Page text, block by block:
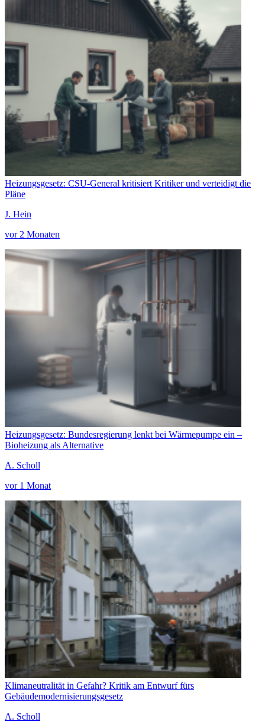
Heizungsgesetz: CSU-General kritisiert Kritiker und verteidigt die
Pläne
J. Hein
vor 2 Monaten
Heizungsgesetz: Bundesregierung lenkt bei Wärmepumpe ein –
Bioheizung als Alternative
A. Scholl
vor 1 Monat
Klimaneutralität in Gefahr? Kritik am Entwurf fürs
Gebäudemodernisierungsgesetz
A. Scholl